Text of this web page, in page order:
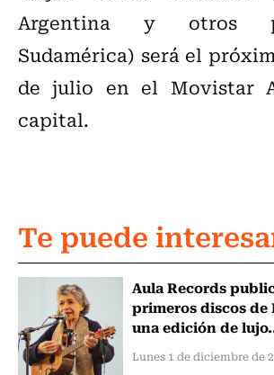
Argentina y otros
Sudamérica) será el
de julio en el Movistar
capital.
Te puede
Aula Records
primeros discos de
una edición de
Lunes 1 de diciembre de